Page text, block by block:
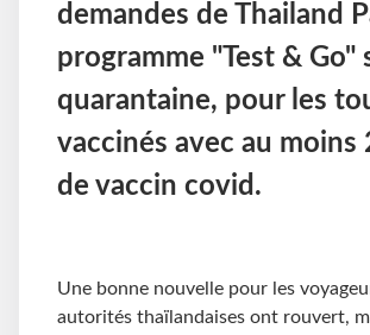
demandes de Thailand
programme "Test & Go"
quarantaine, pour les
vaccinés avec au moins
de vaccin covid.
Une bonne nouvelle pour les
autorités thaïlandaises ont rouvert,